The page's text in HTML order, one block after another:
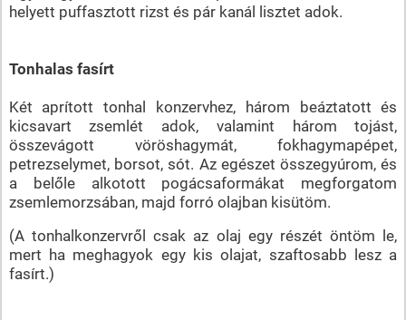
helyett puffasztott rizst és pár kanál lisztet adok.
Tonhalas fasírt
Két aprított tonhal konzervhez, három beáztatott és
kicsavart zsemlét adok, valamint három tojást,
összevágott vöröshagymát, fokhagymapépet,
petrezselymet, borsot, sót. Az egészet összegyúrom, és
a belőle alkotott pogácsaformákat megforgatom
zsemlemorzsában, majd forró olajban kisütöm.
(A tonhalkonzervről csak az olaj egy részét öntöm le,
mert ha meghagyok egy kis olajat, szaftosabb lesz a
fasírt.)